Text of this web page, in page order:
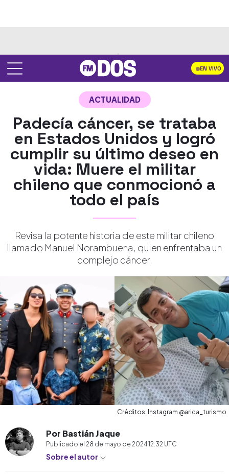
EN VIVO
ACTUALIDAD
Padecía cáncer, se trataba
en Estados Unidos y logró
cumplir su último deseo en
vida: Muere el militar
chileno que conmocionó a
todo el país
Revisa la potente historia de este militar chileno
llamado Manuel Norambuena, quien enfrentaba un
complejo cáncer.
Créditos: Instagram @arica_turismo
Por Bastián Jaque
Publicado el 28 de mayo de 2024 12:32 UTC
Sobre el autor